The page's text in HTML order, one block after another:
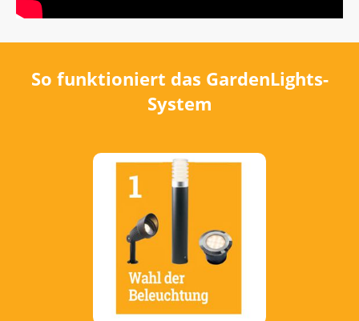
So funktioniert das GardenLights-
System